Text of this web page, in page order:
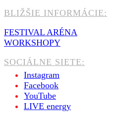
BLIŽŠIE INFORMÁCIE:
FESTIVAL ARÉNA
WORKSHOPY
SOCIÁLNE SIETE:
Instagram
Facebook
YouTube
LIVE energy